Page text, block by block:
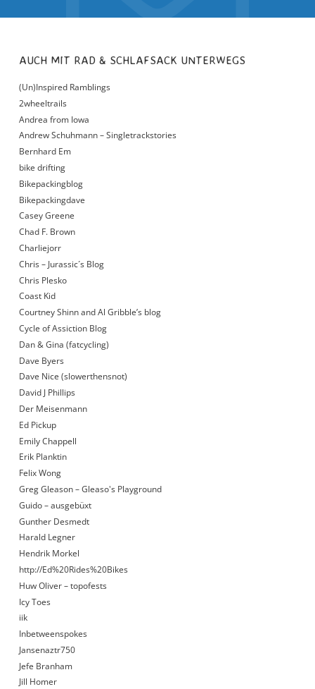
AUCH MIT RAD & SCHLAFSACK UNTERWEGS
(Un)Inspired Ramblings
2wheeltrails
Andrea from Iowa
Andrew Schuhmann – Singletrackstories
Bernhard Em
bike drifting
Bikepackingblog
Bikepackingdave
Casey Greene
Chad F. Brown
Charliejorr
Chris – Jurassic´s Blog
Chris Plesko
Coast Kid
Courtney Shinn and Al Gribble’s blog
Cycle of Assiction Blog
Dan & Gina (fatcycling)
Dave Byers
Dave Nice (slowerthensnot)
David J Phillips
Der Meisenmann
Ed Pickup
Emily Chappell
Erik Planktin
Felix Wong
Greg Gleason – Gleaso's Playground
Guido – ausgebüxt
Gunther Desmedt
Harald Legner
Hendrik Morkel
http://Ed%20Rides%20Bikes
Huw Oliver – topofests
Icy Toes
iik
Inbetweenspokes
Jansenaztr750
Jefe Branham
Jill Homer